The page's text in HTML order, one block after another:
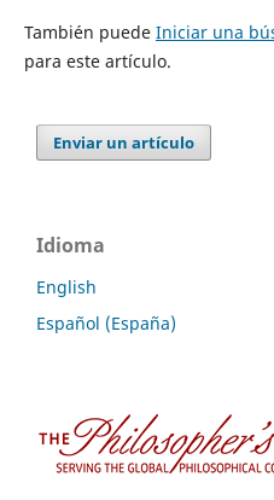
También puede Iniciar una
para este artículo.
Enviar un artículo
Idioma
English
Español (España)